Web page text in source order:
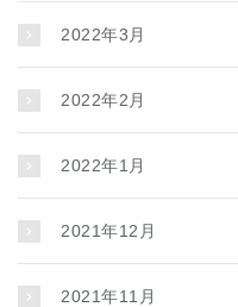
2022年3月
2022年2月
2022年1月
2021年12月
2021年11月